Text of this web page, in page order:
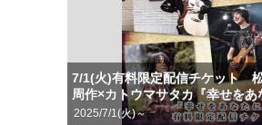
7/1(火)有料限定配信チケット
周作×カトウマサタカ『幸せをあ
2025/7/1(火)～